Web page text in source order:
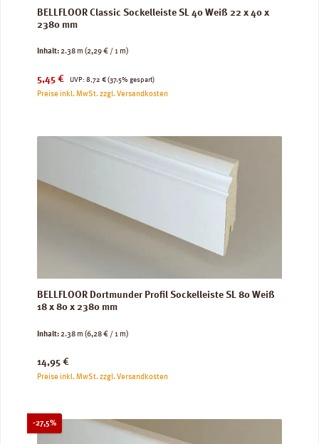
BELLFLOOR Classic Sockelleiste SL 40 Weiß 22 x 40 x
2380 mm
Inhalt:2.38 m (2,29 € / 1 m)
Verkaufspreis:
5,45 € UVP:
Regulärer Preis:
8,72 € (37.5% gespart)
Preise inkl. MwSt. zzgl. Versandkosten
BELLFLOOR Dortmunder Profil Sockelleiste SL 80 Weiß
18 x 80 x 2380 mm
Inhalt:2.38 m (6,28 € / 1 m)
Regulärer Preis:
14,95 €
Preise inkl. MwSt. zzgl. Versandkosten
-27,5%Rabatt